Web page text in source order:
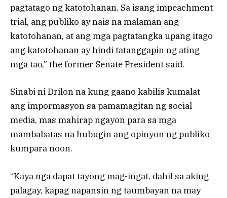
pagtatago ng katotohanan. Sa isang impeachment
trial, ang publiko ay nais na malaman ang
katotohanan, at ang mga pagtatangka upang itago
ang katotohanan ay hindi tatanggapin ng ating
mga tao,” the former Senate President said.
Sinabi ni Drilon na kung gaano kabilis kumalat
ang impormasyon sa pamamagitan ng social
media, mas mahirap ngayon para sa mga
mambabatas na hubugin ang opinyon ng publiko
kumpara noon.
“Kaya nga dapat tayong mag-ingat, dahil sa aking
palagay, kapag napansin ng taumbayan na may